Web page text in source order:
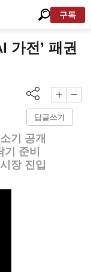
구독
가전’ 패권
답글쓰기
기 공개
준비
장 진입